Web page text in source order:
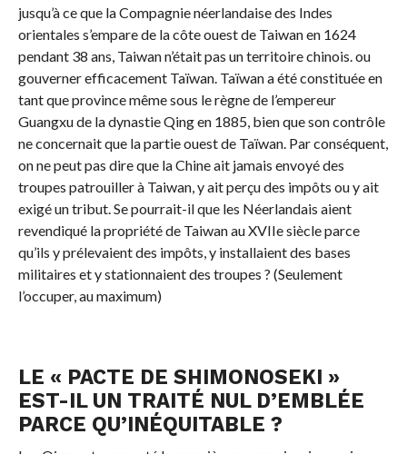
jusqu’à ce que la Compagnie néerlandaise des Indes
orientales s’empare de la côte ouest de Taiwan en 1624
pendant 38 ans, Taiwan n’était pas un territoire chinois. ou
gouverner efficacement Taïwan. Taïwan a été constituée en
tant que province même sous le règne de l’empereur
Guangxu de la dynastie Qing en 1885, bien que son contrôle
ne concernait que la partie ouest de Taïwan. Par conséquent,
on ne peut pas dire que la Chine ait jamais envoyé des
troupes patrouiller à Taiwan, y ait perçu des impôts ou y ait
exigé un tribut. Se pourrait-il que les Néerlandais aient
revendiqué la propriété de Taiwan au XVIIe siècle parce
qu’ils y prélevaient des impôts, y installaient des bases
militaires et y stationnaient des troupes ? (Seulement
l’occuper, au maximum)
LE « PACTE DE SHIMONOSEKI »
EST-IL UN TRAITÉ NUL D’EMBLÉE
PARCE QU’INÉQUITABLE ?